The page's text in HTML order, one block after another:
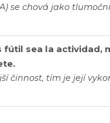
se chová jako
fútil sea la actividad,
činnost, tím je její